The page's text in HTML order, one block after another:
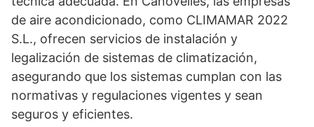
de aire acondicionado, como CLIMAMAR 2022
S.L., ofrecen servicios de instalación y
legalización de sistemas de climatización,
asegurando que los sistemas cumplan con las
normativas y regulaciones vigentes y sean
seguros y eficientes.